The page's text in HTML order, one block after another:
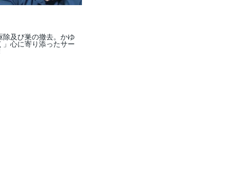
除及び巣の撤去。かゆ
」心に寄り添ったサー